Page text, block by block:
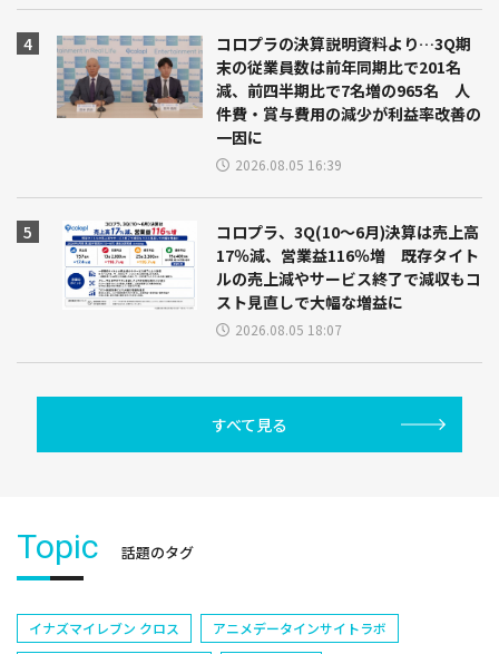
コロプラの決算説明資料より…3Q期
末の従業員数は前年同期比で201名
減、前四半期比で7名増の965名 人
件費・賞与費用の減少が利益率改善の
一因に
2026.08.05 16:39
コロプラ、3Q(10～6月)決算は売上高
17％減、営業益116％増 既存タイト
ルの売上減やサービス終了で減収もコ
スト見直しで大幅な増益に
2026.08.05 18:07
すべて見る
Topic 話題のタグ
イナズマイレブン クロス
アニメデータインサイトラボ